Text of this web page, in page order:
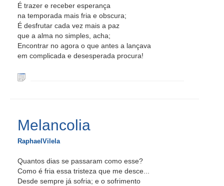
É trazer e receber esperança
na temporada mais fria e obscura;
É desfrutar cada vez mais a paz
que a alma no simples, acha;
Encontrar no agora o que antes a lançava
em complicada e desesperada procura!
Melancolia
RaphaelVilela
Quantos dias se passaram como esse?
Como é fria essa tristeza que me desce...
Desde sempre já sofria; e o sofrimento